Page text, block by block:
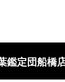
鑑定団船橋